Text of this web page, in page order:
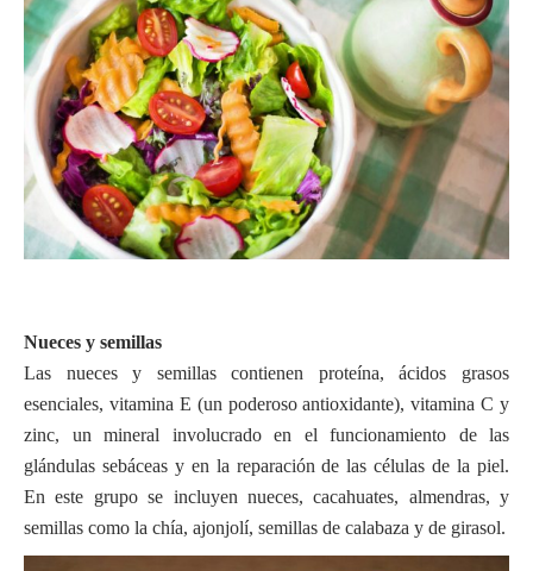
Nueces y semillas
Las nueces y semillas contienen proteína, ácidos grasos
esenciales, vitamina E (un poderoso antioxidante), vitamina C y
zinc, un mineral involucrado en el funcionamiento de las
glándulas sebáceas y en la reparación de las células de la piel.
En este grupo se incluyen nueces, cacahuates, almendras, y
semillas como la chía, ajonjolí, semillas de calabaza y de girasol.